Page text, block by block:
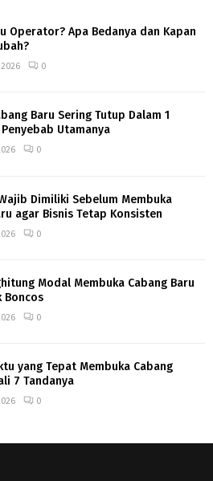
Operator? Apa Bedanya dan Kapan
0
Baru Sering Tutup Dalam 1
Utamanya
0
Dimiliki Sebelum Membuka
agar Bisnis Tetap Konsisten
0
Modal Membuka Cabang Baru
Boncos
0
yang Tepat Membuka Cabang
7 Tandanya
0